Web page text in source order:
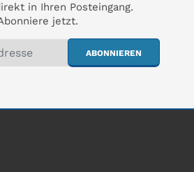
in Ihren Posteingang.
jetzt.
ABONNIEREN